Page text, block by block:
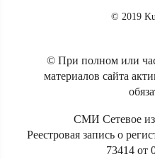
© 2019
© При полном или
материалов сайта
СМИ Сетевое
Реестровая запись о
73414 от